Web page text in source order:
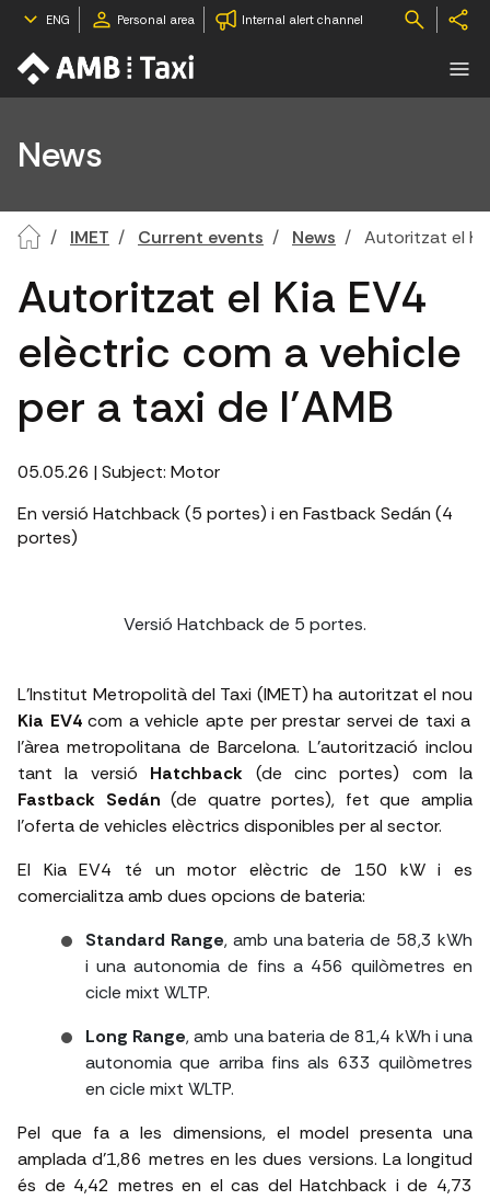
ENG Personal area Internal alert channel
News
IMET Current events News Autoritzat el
Autoritzat el Kia EV4
elèctric com a vehicle
per a taxi de l’AMB
05.05.26 | Subject: Motor
En versió Hatchback (5 portes) i en Fastback Sedán (4
portes)
Versió Hatchback de 5 portes.
L’Institut Metropolità del Taxi (IMET) ha autoritzat el nou
Kia EV4com a vehicle apte per prestar servei de taxi a
l’àrea metropolitana de Barcelona. L’autorització inclou
tant la versió Hatchback (de cinc portes) com la
Fastback Sedán (de quatre portes), fet que amplia
l’oferta de vehicles elèctrics disponibles per al sector.
El Kia EV4 té un motor elèctric de 150 kW i es
comercialitza amb dues opcions de bateria:
Standard Range, amb una bateria de 58,3 kWh
i una autonomia de fins a 456 quilòmetres en
cicle mixt WLTP.
Long Range, amb una bateria de 81,4 kWh i una
autonomia que arriba fins als 633 quilòmetres
en cicle mixt WLTP.
Pel que fa a les dimensions, el model presenta una
amplada d’1,86 metres en les dues versions. La longitud
és de 4,42 metres en el cas del Hatchback i de 4,73